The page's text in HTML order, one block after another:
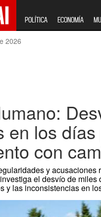
POLÍTICA ECONOMÍA
2026
en los días
con
y
el desvío de
y las inconsistencias en